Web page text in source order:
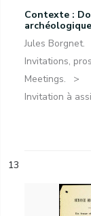
Contexte :
Jules Borgnet.
Invitations,
Meetings.
Invitation à
13